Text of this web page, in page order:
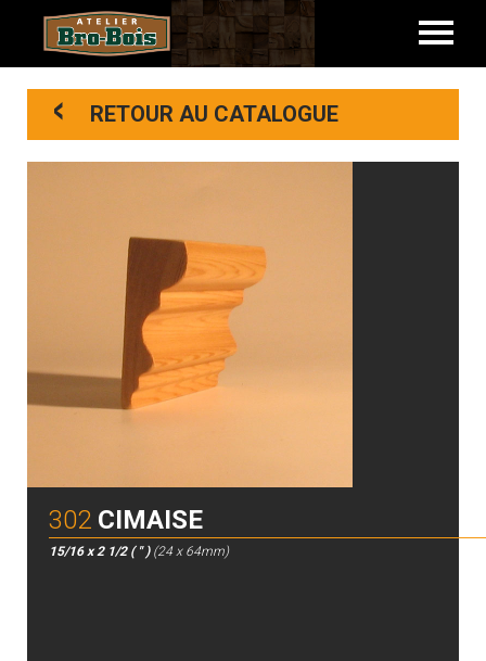
< RETOUR AU CATALOGUE
302 CIMAISE
15/16 x 2 1/2 ( " )(24 x 64mm)